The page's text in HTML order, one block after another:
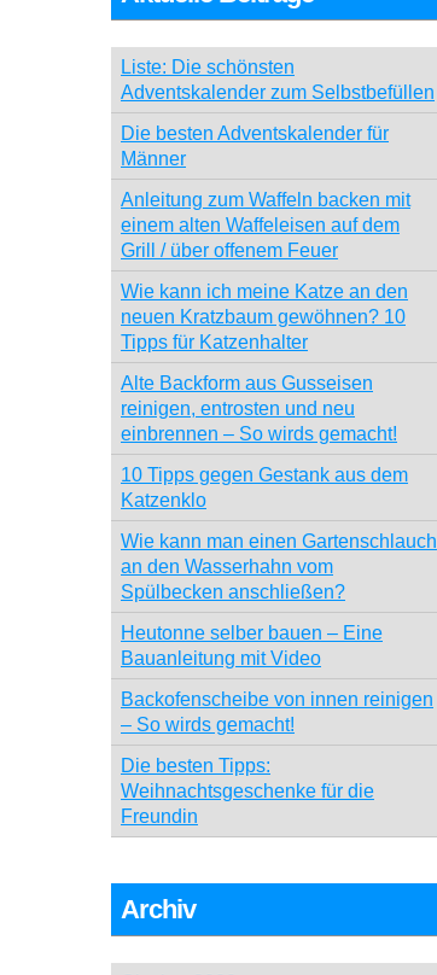
Liste: Die schönsten
Adventskalender zum Selbstbefüllen
Die besten Adventskalender für
Männer
Anleitung zum Waffeln backen mit
einem alten Waffeleisen auf dem
Grill / über offenem Feuer
Wie kann ich meine Katze an den
neuen Kratzbaum gewöhnen? 10
Tipps für Katzenhalter
Alte Backform aus Gusseisen
reinigen, entrosten und neu
einbrennen – So wirds gemacht!
10 Tipps gegen Gestank aus dem
Katzenklo
Wie kann man einen Gartenschlauch
an den Wasserhahn vom
Spülbecken anschließen?
Heutonne selber bauen – Eine
Bauanleitung mit Video
Backofenscheibe von innen reinigen
– So wirds gemacht!
Die besten Tipps:
Weihnachtsgeschenke für die
Freundin
Archiv